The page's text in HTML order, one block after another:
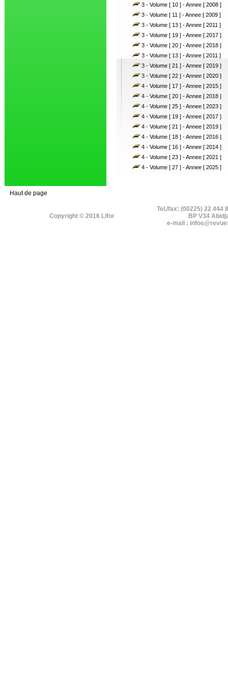
3 - Volume [ 10 ] - Annee [ 2008 ]
3 - Volume [ 11 ] - Annee [ 2009 ]
3 - Volume [ 13 ] - Annee [ 2011 ]
3 - Volume [ 19 ] - Annee [ 2017 ]
3 - Volume [ 20 ] - Annee [ 2018 ]
3 - Volume [ 13 ] - Annee [ 2011 ]
3 - Volume [ 21 ] - Annee [ 2019 ]
3 - Volume [ 22 ] - Annee [ 2020 ]
4 - Volume [ 17 ] - Annee [ 2015 ]
4 - Volume [ 20 ] - Annee [ 2018 ]
4 - Volume [ 25 ] - Annee [ 2023 ]
4 - Volume [ 19 ] - Annee [ 2017 ]
4 - Volume [ 21 ] - Annee [ 2019 ]
4 - Volume [ 18 ] - Annee [ 2016 ]
4 - Volume [ 16 ] - Annee [ 2014 ]
4 - Volume [ 23 ] - Annee [ 2021 ]
4 - Volume [ 27 ] - Annee [ 2025 ]
Haut de page
Copyright © 2016 Lifor
Tel./fax: (00225) 22 444
BP V34
e-mail :